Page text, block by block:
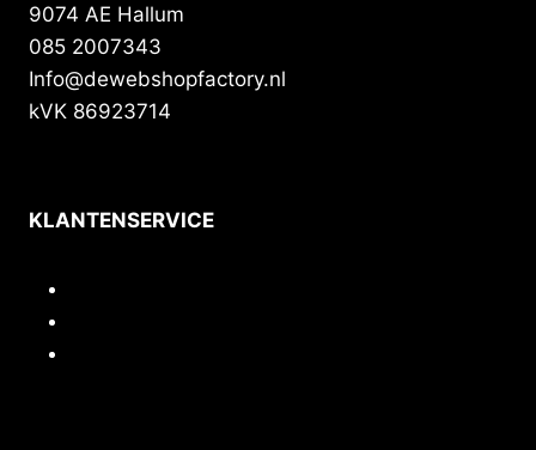
9074 AE Hallum
085 2007343
Info@dewebshopfactory.nl
kVK 86923714
KLANTENSERVICE